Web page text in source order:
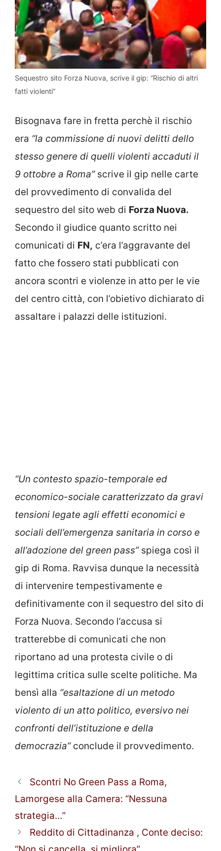
Sequestro sito Forza Nuova, scrive il gip: “Rischio di altri
fatti violenti”
Bisognava fare in fretta perchè il rischio
era “la commissione di nuovi delitti dello
stesso genere di quelli violenti accaduti il
9 ottobre a Roma”scrive il gip nelle carte
del provvedimento di convalida del
sequestro del sito web di Forza Nuova.
Secondo il giudice quanto scritto nei
comunicati di FN, c’era l’aggravante del
fatto che fossero stati pubblicati con
ancora scontri e violenze in atto per le vie
del centro città, con l’obietivo dichiarato di
assaltare i palazzi delle istituzioni.
“Un contesto spazio-temporale ed
economico-sociale caratterizzato da gravi
tensioni legate agli effetti economici e
sociali dell’emergenza sanitaria in corso e
all’adozione del green pass”spiega così il
gip di Roma. Ravvisa dunque la necessità
di intervenire tempestivamente e
definitivamente con il sequestro del sito di
Forza Nuova. Secondo l’accusa si
tratterebbe di comunicati che non
riportano ad una protesta civile o di
legittima critica sulle scelte politiche. Ma
bensì alla “esaltazione di un metodo
violento di un atto politico, eversivo nei
confronti dell’istituzione e della
democrazia”conclude il provvedimento.
Scontri No Green Pass a Roma,
Lamorgese alla Camera: “Nessuna
strategia…”
Reddito di Cittadinanza , Conte deciso: